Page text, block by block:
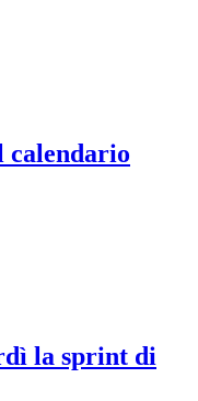
calendario
la sprint di